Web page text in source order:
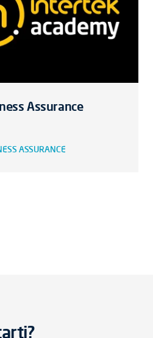
Assurance
ASSURANCE